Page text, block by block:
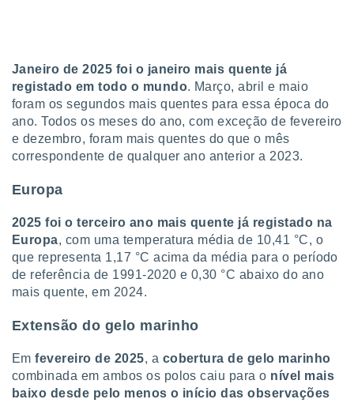
Janeiro de 2025 foi o janeiro mais quente já
registado em todo o mundo. Março, abril e maio
foram os segundos mais quentes para essa época do
ano. Todos os meses do ano, com exceção de fevereiro
e dezembro, foram mais quentes do que o mês
correspondente de qualquer ano anterior a 2023.
Europa
2025 foi o terceiro ano mais quente já registado na
Europa, com uma temperatura média de 10,41 °C, o
que representa 1,17 °C acima da média para o período
de referência de 1991-2020 e 0,30 °C abaixo do ano
mais quente, em 2024.
Extensão do gelo marinho
Emfevereiro de 2025, a cobertura de gelo marinho
combinada em ambos os polos caiu para o nível mais
baixo desde pelo menos o início das observações